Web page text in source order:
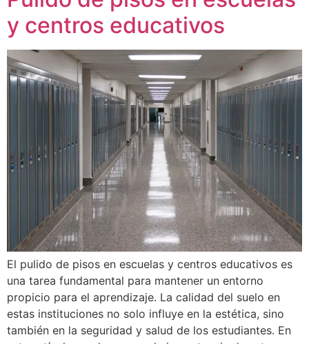
y centros educativos
El pulido de pisos en escuelas y centros educativos es
una tarea fundamental para mantener un entorno
propicio para el aprendizaje. La calidad del suelo en
estas instituciones no solo influye en la estética, sino
también en la seguridad y salud de los estudiantes. En